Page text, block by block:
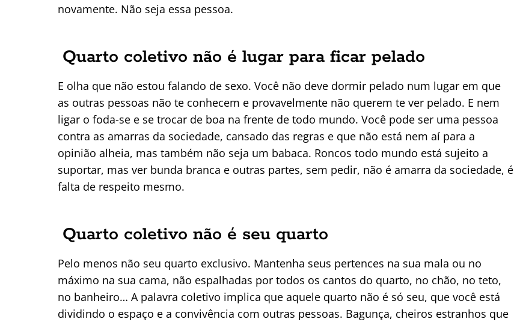
novamente. Não seja essa pessoa.
Quarto coletivo não é lugar para ficar pelado
E olha que não estou falando de sexo. Você não deve dormir pelado num lugar em que
as outras pessoas não te conhecem e provavelmente não querem te ver pelado. E nem
ligar o foda-se e se trocar de boa na frente de todo mundo. Você pode ser uma pessoa
contra as amarras da sociedade, cansado das regras e que não está nem aí para a
opinião alheia, mas também não seja um babaca. Roncos todo mundo está sujeito a
suportar, mas ver bunda branca e outras partes, sem pedir, não é amarra da sociedade, é
falta de respeito mesmo.
Quarto coletivo não é seu quarto
Pelo menos não seu quarto exclusivo. Mantenha seus pertences na sua mala ou no
máximo na sua cama, não espalhadas por todos os cantos do quarto, no chão, no teto,
no banheiro… A palavra coletivo implica que aquele quarto não é só seu, que você está
dividindo o espaço e a convivência com outras pessoas. Bagunça, cheiros estranhos que